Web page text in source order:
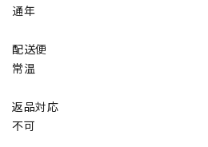
通年
配送便
常温
返品対応
不可